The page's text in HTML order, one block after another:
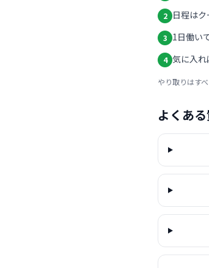
2 日程は
3 1日働い
4 気に入
やり取りはす
よくあ